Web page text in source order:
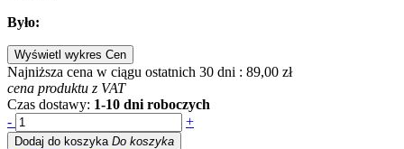
Było:
Wyświetl wykres Cen
Najniższa cena w ciągu ostatnich 30 dni : 89,00 zł
cena produktu z VAT
Czas dostawy: 1-10 dni roboczych
-
+
Dodaj do koszyka Do koszyka